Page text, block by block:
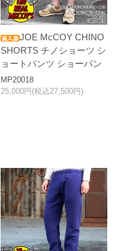
JOE McCOY CHINO
SHORTS チノショーツ シ
ョートパンツ ショーパン
MP20018
25,000円(税込27,500円)